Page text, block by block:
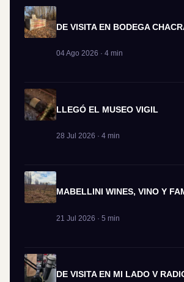
DE VISITA EN BODEGA
04 Ago 2026 · 4 min
LLEGÓ EL MUSEO VIGIL
28 Jul 2026 · 4 min
MABELLINI WINES, VINO Y
21 Jul 2026 · 5 min
DE VISITA EN MI LADO V